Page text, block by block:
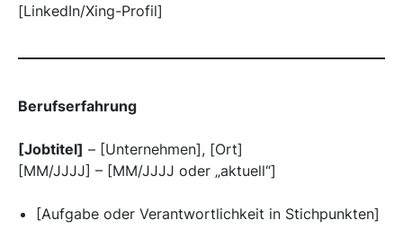
[LinkedIn/Xing-Profil]
Berufserfahrung
[Jobtitel] – [Unternehmen], [Ort]
[MM/JJJJ] – [MM/JJJJ oder „aktuell“]
[Aufgabe oder Verantwortlichkeit in Stichpunkten]